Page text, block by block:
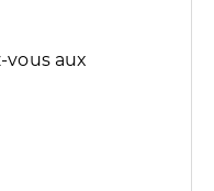
vous aux